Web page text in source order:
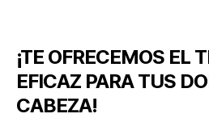
¡TE OFRECEMOS EL
EFICAZ PARA TUS
CABEZA!